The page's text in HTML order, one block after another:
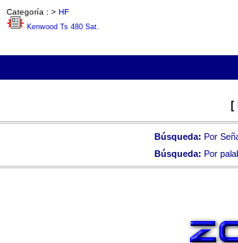
Categoría : > HF
Kenwood Ts 480 Sat.
[
Búsqueda: Por
Búsqueda: Por